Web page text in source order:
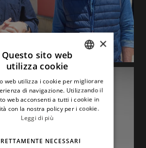
ENGLISH
×
Questo sito web
utilizza cookie
web utilizza i cookie per migliorare
di navigazione. Utilizzando il
web acconsenti a tutti i cookie in
con la nostra policy per i cookie.
Leggi di più
NECESSARI